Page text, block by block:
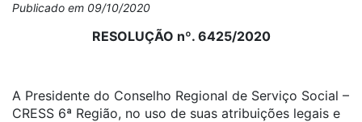
Publicado em 09/10/2020
RESOLUÇÃO nº. 6425/2020
A Presidente do Conselho Regional de Serviço Social –
CRESS 6ª Região, no uso de suas atribuições legais e